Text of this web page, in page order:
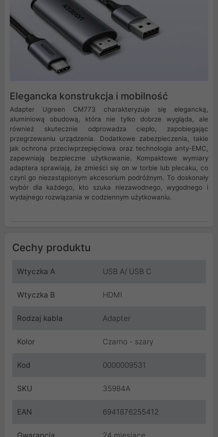
Elegancka konstrukcja i mobilność
Adapter Ugreen CM773 charakteryzuje się elegancką,
aluminiową obudową, która nie tylko dobrze wygląda, ale
również skutecznie odprowadza ciepło, zapobiegając
przegrzewaniu urządzenia. Dodatkowe zabezpieczenia, takie
jak ochrona przeciwprzepięciowa oraz technologia anty-EMC,
zapewniają bezpieczne użytkowanie. Kompaktowe wymiary
adaptera sprawiają, że zmieści się on w torbie lub plecaku, co
czyni go niezastąpionym akcesorium podróżnym. To doskonały
wybór dla każdego, kto szuka niezawodnego, wygodnego i
wydajnego rozwiązania w codziennym użytkowaniu.
Cechy produktu
Wtyczka A USB A/ USB C
Wtyczka B HDMI
Rodzaj kabla Adapter
Kolor Czarno - szary
Kod 0000009531
SKU 35984A
EAN 6941876255412